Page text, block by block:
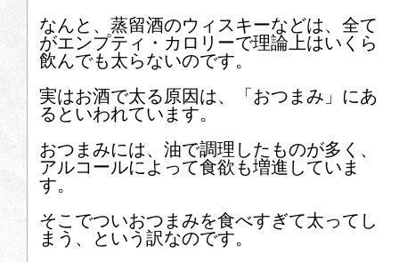
なんと、蒸留酒のウィスキーなどは、全て
がエンプティ・カロリーで理論上はいくら
飲んでも太らないのです。
実はお酒で太る原因は、「おつまみ」にあ
るといわれています。
おつまみには、油で調理したものが多く、
アルコールによって食欲も増進していま
す。
そこでついおつまみを食べすぎて太ってし
まう、という訳なのです。